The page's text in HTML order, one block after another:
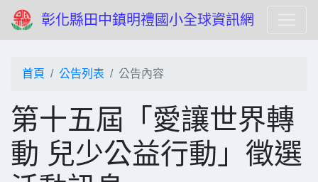
彰化縣田中鎮明禮國小全球資訊網
首頁 公告列表 公告內容
第十五屆「愛讓世界轉
動 兒少公益行動」徵選